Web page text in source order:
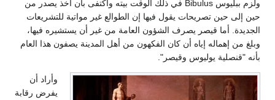
ولزم ببليوس Bibulus في ذلك الوقت بيته واكتفى بأن أخذ يصدر من
حين إلى حين تصريحات يقول فيها إن الطوالع غير مواتية للتشريعات
الجديدة. أما قيصر يصرف الشؤون العامة من غير أن يستشيره فيها،
وبلغ من إهماله إياه أن كان الفكهون من أهل المدينة يصفون هذا العام
بأنه "قنصلية يوليوس وقيصر".
وأراد أن
يفرض رقابة